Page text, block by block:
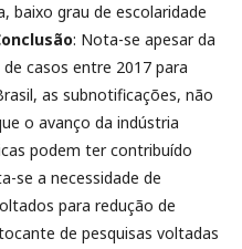
baixo grau de escolaridade
: Nota-se apesar da
casos entre 2017 para
as subnotificações, não
o avanço da indústria
podem ter contribuído
se a necessidade de
para redução de
de pesquisas voltadas